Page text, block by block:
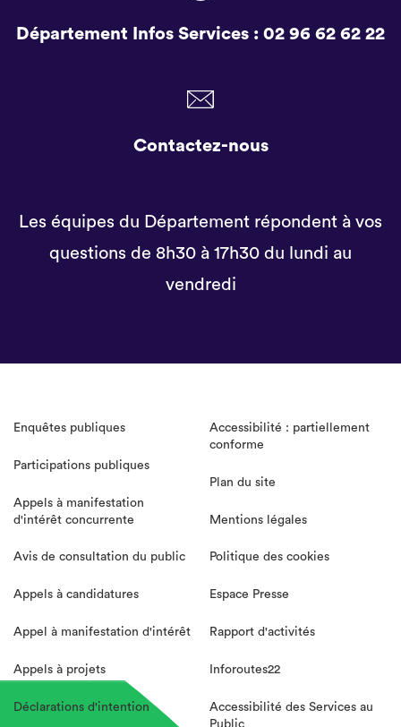
Département Infos Services : 02 96 62 62 22
Contactez-nous
Les équipes du Département répondent à vos
questions de 8h30 à 17h30 du lundi au
vendredi
Enquêtes publiques
Participations publiques
Appels à manifestation
d'intérêt concurrente
Avis de consultation du public
Appels à candidatures
Appel à manifestation d'intérêt
Appels à projets
Déclarations d'intention
Accessibilité : partiellement
conforme
Plan du site
Mentions légales
Politique des cookies
Espace Presse
Rapport d'activités
Inforoutes22
Accessibilité des Services au
Public